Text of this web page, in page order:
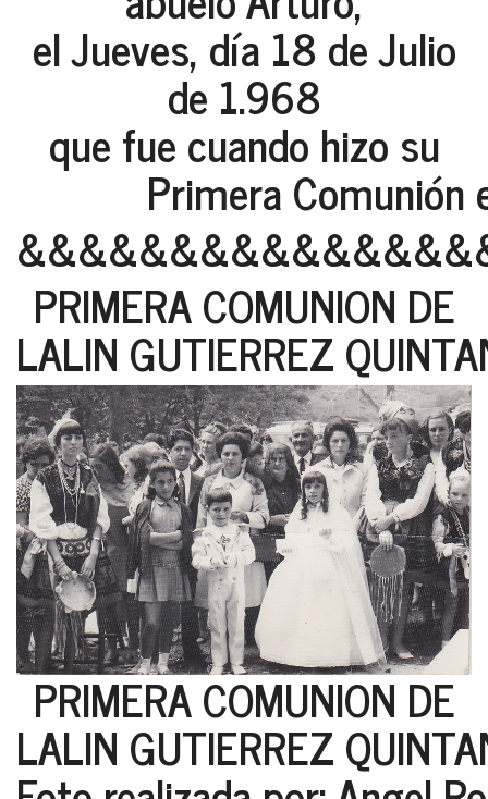
el Jueves, día 18 de Julio
de 1.968
que fue cuando hizo su
Primera Comunión en
PRIMERA COMUNION DE
LALIN GUTIERREZ
PRIMERA COMUNION DE
LALIN GUTIERREZ